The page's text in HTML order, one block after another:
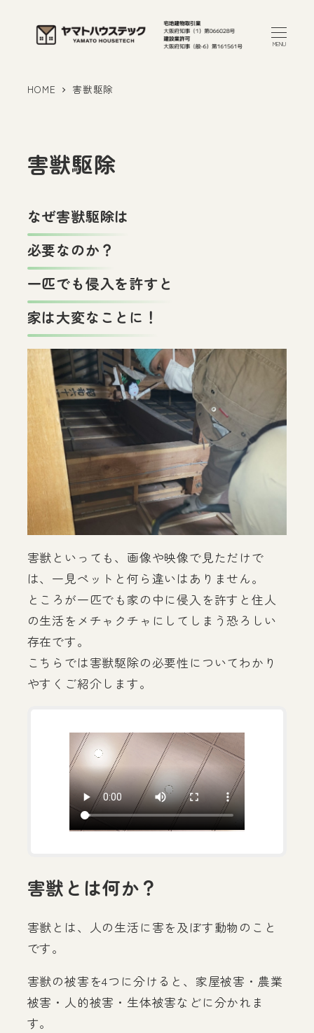
MENU
HOME 害獣駆除
害獣駆除
なぜ害獣駆除は
必要なのか？
一匹でも侵入を許すと
家は大変なことに！
害獣といっても、画像や映像で見ただけで
は、一見ペットと何ら違いはありません。
ところが一匹でも家の中に侵入を許すと住人
の生活をメチャクチャにしてしまう恐ろしい
存在です。
こちらでは害獣駆除の必要性についてわかり
やすくご紹介します。
害獣とは何か？
害獣とは、人の生活に害を及ぼす動物のこと
です。
害獣の被害を4つに分けると、家屋被害・農業
被害・人的被害・生体被害などに分かれま
す。